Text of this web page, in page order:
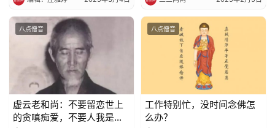
录
术
八点僧音
虚云老和尚：不要留恋世上
的贪嗔痴爱，不要人我是
八点僧音
工作特别忙，没时间念佛怎
么办？